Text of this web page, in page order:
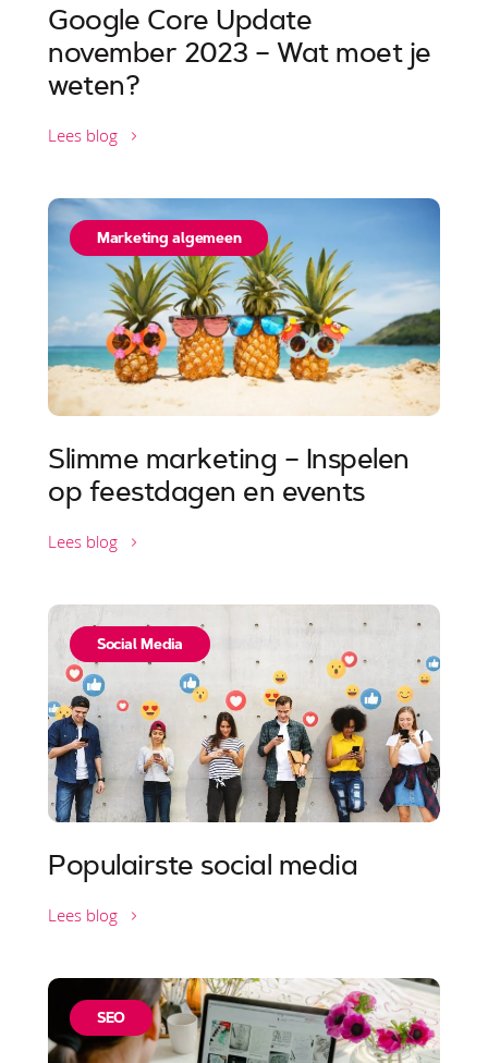
Google Core Update
november 2023 – Wat moet je
weten?
Lees blog
Slimme marketing – Inspelen
op feestdagen en events
Marketing algemeen
Lees blog
Populairste social media
Social Media
Lees blog
SEO